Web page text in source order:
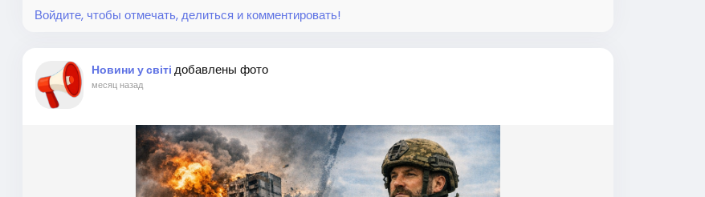
Войдите, чтобы отмечать, делиться и комментировать!
Новини у світі добавлены фото
месяц назад